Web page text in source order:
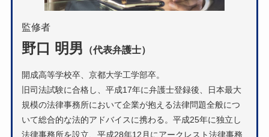
監修者
野口 明男 （代表弁護士）
開成高等学校卒、京都大学工学部卒。
旧司法試験に合格し、平成17年に弁護士登録後、日本最大
規模の法律事務所において企業が抱える法律問題全般につ
いて総合的な法的アドバイスに携わる。平成25年に独立し
法律事務所を設立、平成28年12月にアークレスト法律事務